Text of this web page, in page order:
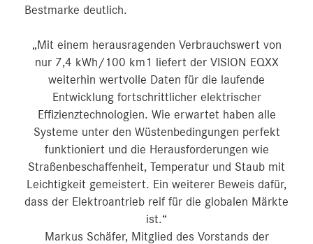
Bestmarke deutlich.
„Mit einem herausragenden Verbrauchswert von
nur 7,4 kWh/100 km1 liefert der VISION EQXX
weiterhin wertvolle Daten für die laufende
Entwicklung fortschrittlicher elektrischer
Effizienztechnologien. Wie erwartet haben alle
Systeme unter den Wüstenbedingungen perfekt
funktioniert und die Herausforderungen wie
Straßenbeschaffenheit, Temperatur und Staub mit
Leichtigkeit gemeistert. Ein weiterer Beweis dafür,
dass der Elektroantrieb reif für die globalen Märkte
ist.“
Markus Schäfer, Mitglied des Vorstands der